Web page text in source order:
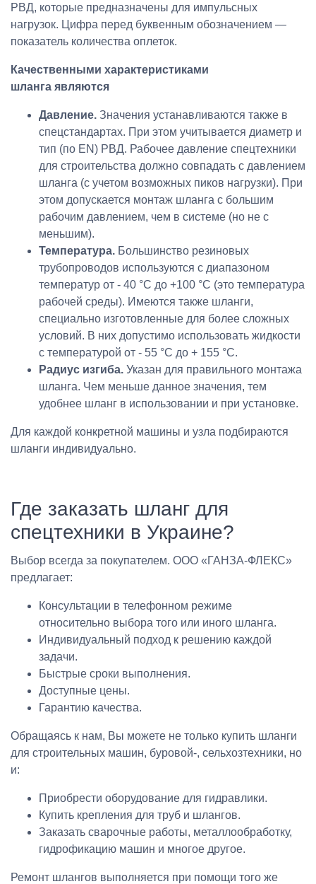
РВД, которые предназначены для импульсных
нагрузок. Цифра перед буквенным обозначением —
показатель количества оплеток.
Качественными характеристиками
шланга являются
Давление. Значения устанавливаются также в
спецстандартах. При этом учитывается диаметр и
тип (по EN) РВД. Рабочее давление спецтехники
для строительства должно совпадать с давлением
шланга (с учетом возможных пиков нагрузки). При
этом допускается монтаж шланга с большим
рабочим давлением, чем в системе (но не с
меньшим).
Температура. Большинство резиновых
трубопроводов используются с диапазоном
температур от - 40 °C до +100 °C (это температура
рабочей среды). Имеются также шланги,
специально изготовленные для более сложных
условий. В них допустимо использовать жидкости
с температурой от - 55 °C до + 155 °C.
Радиус изгиба. Указан для правильного монтажа
шланга. Чем меньше данное значения, тем
удобнее шланг в использовании и при установке.
Для каждой конкретной машины и узла подбираются
шланги индивидуально.
Где заказать шланг для
спецтехники в Украине?
Выбор всегда за покупателем. ООО «ГАНЗА-ФЛЕКС»
предлагает:
Консультации в телефонном режиме
относительно выбора того или иного шланга.
Индивидуальный подход к решению каждой
задачи.
Быстрые сроки выполнения.
Доступные цены.
Гарантию качества.
Обращаясь к нам, Вы можете не только купить шланги
для строительных машин, буровой-, сельхозтехники, но
и:
Приобрести оборудование для гидравлики.
Купить крепления для труб и шлангов.
Заказать сварочные работы, металлообработку,
гидрофикацию машин и многое другое.
Ремонт шлангов выполняется при помощи того же